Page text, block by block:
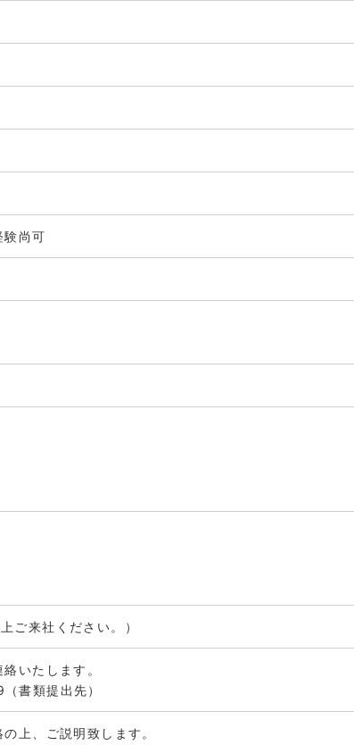
験尚可
ご来社ください。）
いたします。
書類提出先）
上、ご説明致します。